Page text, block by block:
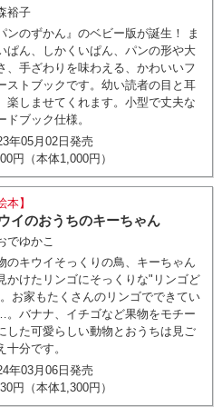
裕子
ンのずかん』のベビー版が誕生！ ま
ぱん、しかくいぱん、パンの形や大
、手ざわりを味わえる、かわいいフ
ストブックです。幼い読者の目と耳
楽しませてくれます。小型で丈夫な
ドブック仕様。
年05月02日発売
円（本体1,000円）
本】
イのおうちのキーちゃん
でゆかこ
のキウイそっくりの鳥、キーちゃん
かけたリンゴにそっくりな"リンゴど
お家もたくさんのリンゴでできてい
。バナナ、イチゴなど果物をモチー
した可愛らしい動物とおうちは見ご
十分です。
年03月06日発売
円（本体1,300円）